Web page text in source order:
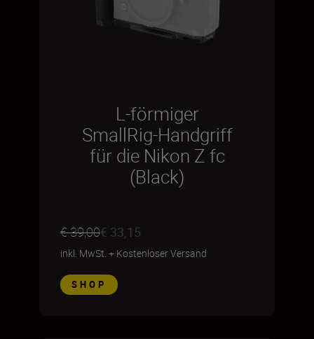
L-förmiger
SmallRig-Handgriff
für die Nikon Z fc
(Black)
€ 39,00€ 33,15
inkl. MwSt. + Kostenloser Versand
SHOP